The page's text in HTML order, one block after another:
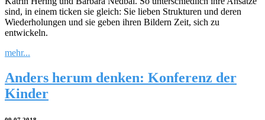
sind, in einem ticken sie gleich: Sie lieben Strukturen und deren
Wiederholungen und sie geben ihren Bildern Zeit, sich zu
entwickeln.
mehr...
Anders herum denken: Konferenz der
Kinder